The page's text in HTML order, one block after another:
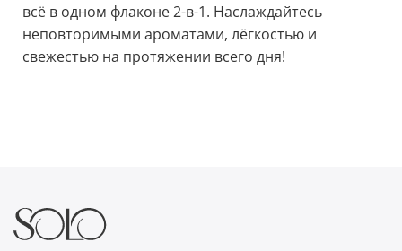
всё в одном флаконе 2-в-1. Наслаждайтесь
неповторимыми ароматами, лёгкостью и
свежестью на протяжении всего дня!